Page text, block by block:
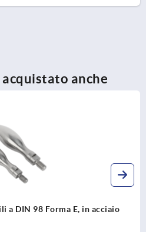
anche
Impugnature ovali